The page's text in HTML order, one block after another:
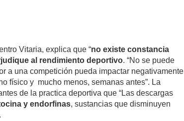
Vitaria, explica que “no existe constancia
al rendimiento deportivo. “No se puede
a una competición pueda impactar negativamente
físico y mucho menos, semanas antes”. La
de la practica deportiva que “Las descargas
y endorfinas, sustancias que disminuyen